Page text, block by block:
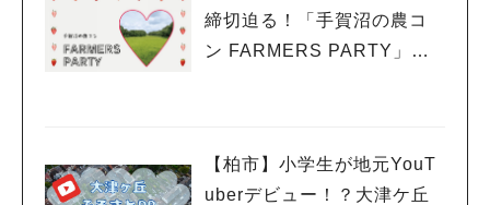
締切迫る！「手賀沼の農コ
ン FARMERS PARTY」に
【柏市】小学生が地元YouT
uberデビュー！？大津ケ丘